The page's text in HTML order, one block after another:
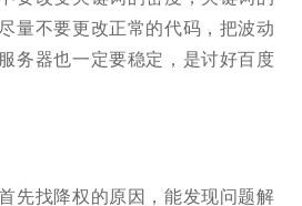
量不要更改正常的代码，把波动
务器也一定要稳定，是讨好百度
先找降权的原因，能发现问题解